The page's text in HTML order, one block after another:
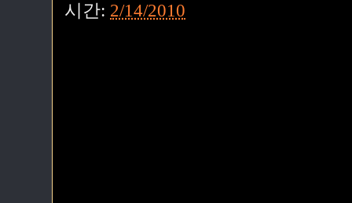
시간: 2/14/2010